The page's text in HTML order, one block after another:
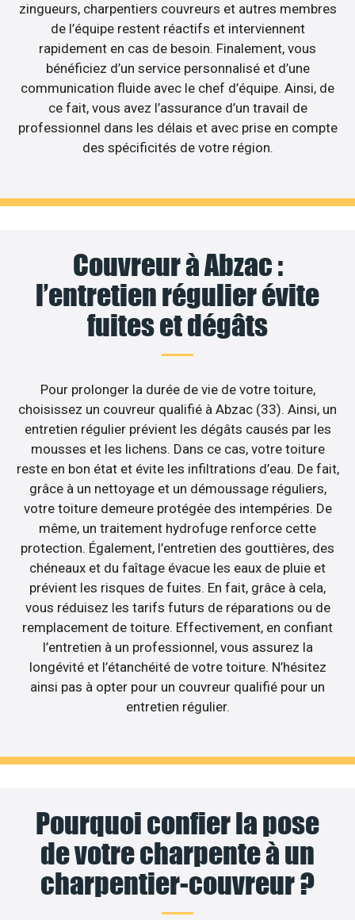
zingueurs, charpentiers couvreurs et autres membres
de l’équipe restent réactifs et interviennent
rapidement en cas de besoin. Finalement, vous
bénéficiez d’un service personnalisé et d’une
communication fluide avec le chef d’équipe. Ainsi, de
ce fait, vous avez l’assurance d’un travail de
professionnel dans les délais et avec prise en compte
des spécificités de votre région.
Couvreur à Abzac :
l’entretien régulier évite
fuites et dégâts
Pour prolonger la durée de vie de votre toiture,
choisissez un couvreur qualifié à Abzac (33). Ainsi, un
entretien régulier prévient les dégâts causés par les
mousses et les lichens. Dans ce cas, votre toiture
reste en bon état et évite les infiltrations d’eau. De fait,
grâce à un nettoyage et un démoussage réguliers,
votre toiture demeure protégée des intempéries. De
même, un traitement hydrofuge renforce cette
protection. Également, l’entretien des gouttières, des
chéneaux et du faîtage évacue les eaux de pluie et
prévient les risques de fuites. En fait, grâce à cela,
vous réduisez les tarifs futurs de réparations ou de
remplacement de toiture. Effectivement, en confiant
l’entretien à un professionnel, vous assurez la
longévité et l’étanchéité de votre toiture. N’hésitez
ainsi pas à opter pour un couvreur qualifié pour un
entretien régulier.
Pourquoi confier la pose
de votre charpente à un
charpentier-couvreur ?